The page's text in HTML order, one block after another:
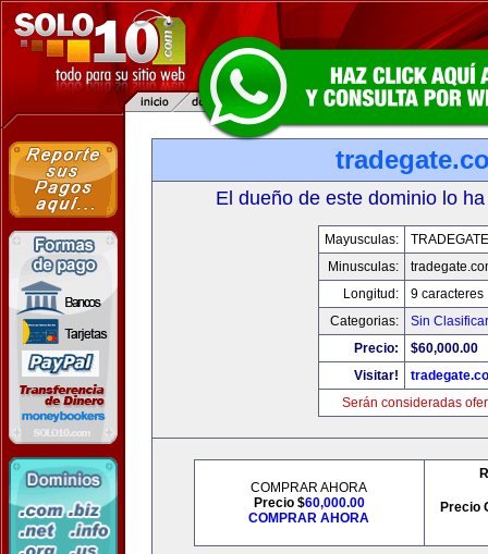
El dueño de este dominio lo
Mayusculas:
Minusculas:
Longitud:
9 caracteres
Categorias:
Sin Clasificar
Precio:
$60,000.00
Visitar!
Serán consideradas
COMPRAR AHORA
Precio $60,000.00
COMPRAR AHORA
Precio